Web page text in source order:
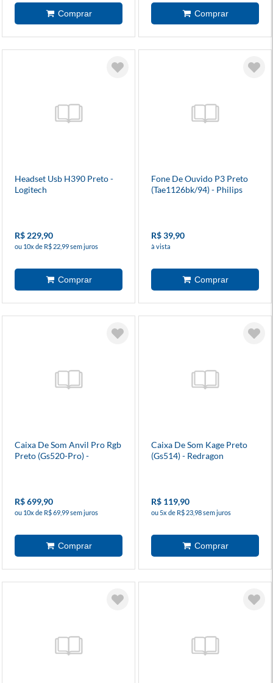
Headset Usb H390 Preto -
Logitech
R$ 229,90
ou 10x de R$ 22,99 sem juros
Fone De Ouvido P3 Preto
(Tae1126bk/94) - Philips
R$ 39,90
à vista
Caixa De Som Anvil Pro Rgb
Preto (Gs520-Pro) -
R$ 699,90
ou 10x de R$ 69,99 sem juros
Caixa De Som Kage Preto
(Gs514) - Redragon
R$ 119,90
ou 5x de R$ 23,98 sem juros